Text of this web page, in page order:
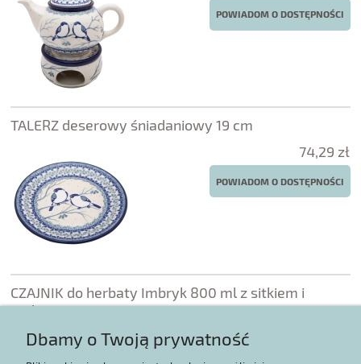
POWIADOM O DOSTĘPNOŚCI
TALERZ deserowy śniadaniowy 19 cm
74,29 zł
POWIADOM O DOSTĘPNOŚCI
CZAJNIK do herbaty Imbryk 800 ml z sitkiem i
podgrzewaczem
Dbamy o Twoją prywatność